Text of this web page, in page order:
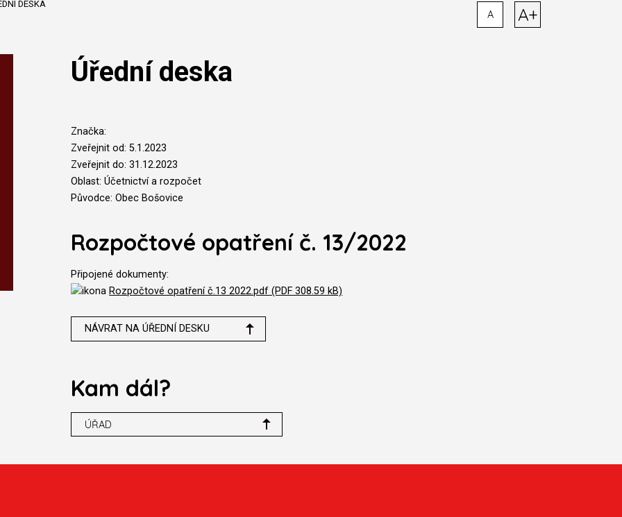
DESKA
A A+
Úřední deska
Značka:
Zveřejnit od: 5.1.2023
Zveřejnit do: 31.12.2023
Oblast: Účetnictví a rozpočet
Původce: Obec Bošovice
Rozpočtové opatření č. 13/2022
Připojené dokumenty:
Rozpočtové opatření č.13 2022.pdf (PDF 308.59 kB)
NÁVRAT NA ÚŘEDNÍ DESKU
Kam dál?
ÚŘAD